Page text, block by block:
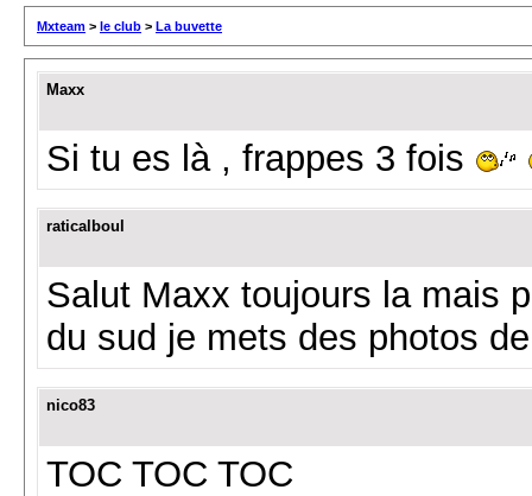
Mxteam > le club > La buvette
Maxx
Si tu es là , frappes 3 fois
raticalboul
Salut Maxx toujours la mais
du sud je mets des photos
nico83
TOC TOC TOC